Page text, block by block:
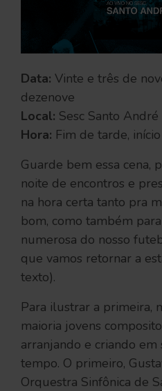
Data: Vinte e três de
dezenove
Local: Sesc Santo André
Hora: Fim de tarde,
Guarde bem essa cena,
noite de encontros e
na hora certa tanto pra
bom, como também
numerosa do nosso
que vamos retornar a
texto).
Para ilustrar a primeira,
maioria jovens
arranjando e criando em
tempo. O primeiro,
Orquestra Sinfônica de